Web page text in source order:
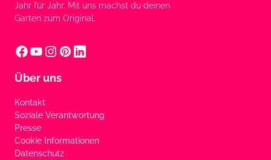
Jahr für Jahr. Mit uns machst du deinen
Garten zum Original.
Über uns
Kontakt
Soziale Verantwortung
Presse
Cookie Informationen
Datenschutz